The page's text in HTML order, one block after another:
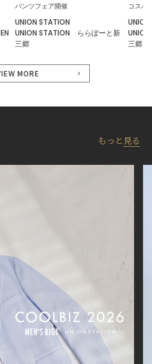
で、実際の商品より明るく見える
味は生地アップ・スタジオ撮影の画
ございます。
パンツフェア開催
UNION STATION
UNION STATION ららぽーと新
三郷
コスパ
三郷
MORE
もっと 見る